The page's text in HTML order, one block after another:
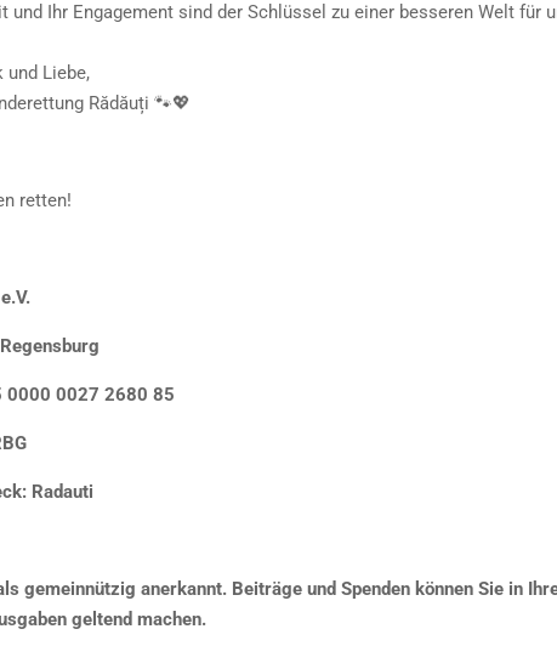
Ihr Engagement sind der Schlüssel zu einer besseren Welt für
Liebe,
Rădăuți 🐾💖
retten!
0000 0027 2680 85
Radauti
gemeinnützig anerkannt. Beiträge und Spenden können Sie in
geltend machen.